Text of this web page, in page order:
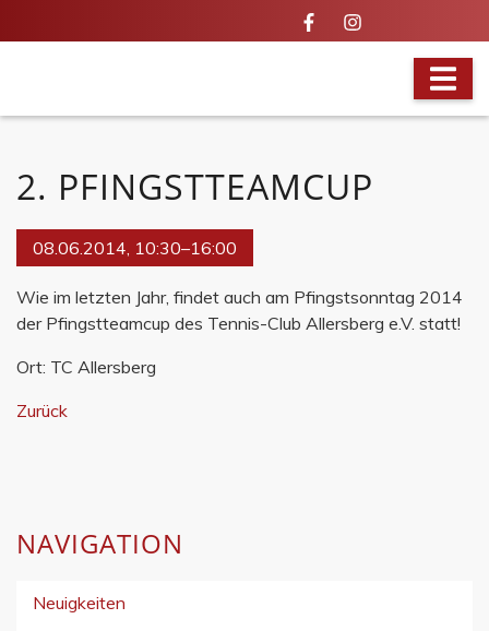
2. PFINGSTTEAMCUP
08.06.2014, 10:30–16:00
Wie im letzten Jahr, findet auch am Pfingstsonntag 2014
der Pfingstteamcup des Tennis-Club Allersberg e.V. statt!
Ort: TC Allersberg
Zurück
NAVIGATION
Neuigkeiten